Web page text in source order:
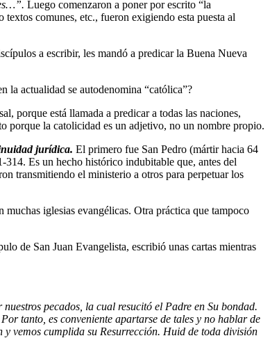
Luego comenzaron a poner por escrito “la
comunes, etc., fueron exigiendo esta puesta al
a escribir, les mandó a predicar la Buena Nueva
la actualidad se autodenomina “católica”?
porque está llamada a predicar a todas las naciones,
porque la catolicidad es un adjetivo, no un nombre propio.
jurídica. El primero fue San Pedro (mártir hacia 64
Es un hecho histórico indubitable que, antes del
transmitiendo el ministerio a otros para perpetuar los
iglesias evangélicas. Otra práctica que tampoco
de San Juan Evangelista, escribió unas cartas mientras
pecados, la cual resucitó el Padre en Su bondad.
tanto, es conveniente apartarse de tales y no hablar de
vemos cumplida su Resurrección. Huid de toda división